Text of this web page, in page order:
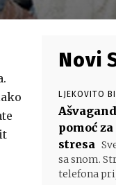
Novi
LJEKOVITO
pomoć
stresa
sa snom.
telefona